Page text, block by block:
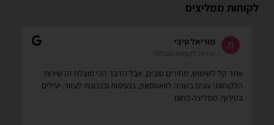
לקוחות ממליצים
הכי מוצלח זה שירות
ובנכונות לעזור. יעילים
הזמנתי בלונים כדי לעצב קשת ליום הולדת של
הגיע מהר מהמצופה!! הכל באיכות מדהימה,